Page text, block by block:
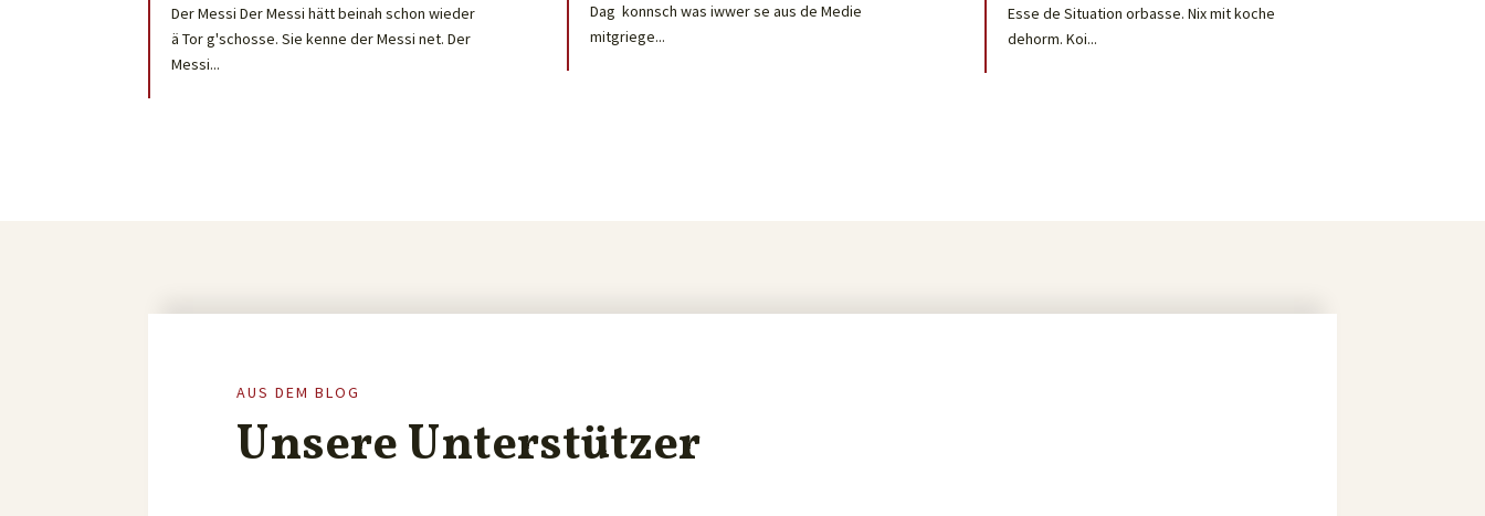
Der Messi Der Messi hätt beinah schon wieder
ä Tor g'schosse. Sie kenne der Messi net. Der
Messi...
Dag konnsch was iwwer se aus de Medie
mitgriege...
Esse de Situation orbasse. Nix mit koche
dehorm. Koi...
AUS DEM BLOG
Unsere Unterstützer